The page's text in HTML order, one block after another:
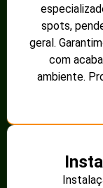
spots,
geral.
com
ambiente.